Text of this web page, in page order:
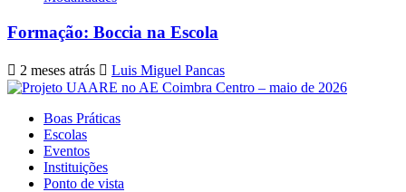
Formação: Boccia na Escola
2 meses atrás Luis Miguel Pancas
Boas Práticas
Escolas
Eventos
Instituições
Ponto de vista